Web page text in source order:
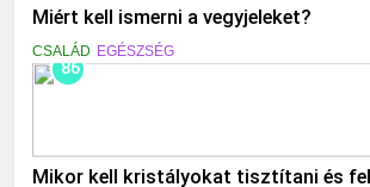
Miért kell ismerni a vegyjeleket?
CSALÁD EGÉSZSÉG
86
Mikor kell kristályokat tisztítani és